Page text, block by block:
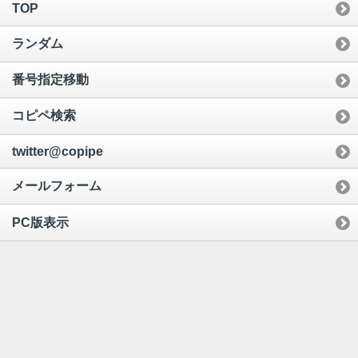
TOP
ランダム
番号指定移動
コピペ検索
twitter@copipe
メールフォーム
PC版表示